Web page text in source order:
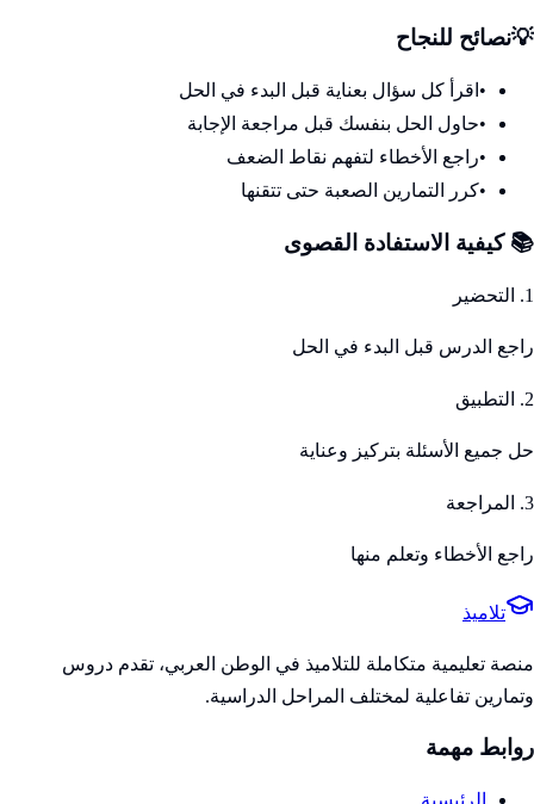
💡نصائح للنجاح
• اقرأ كل سؤال بعناية قبل البدء في الحل
•حاول الحل بنفسك قبل مراجعة الإجابة
•راجع الأخطاء لتفهم نقاط الضعف
•كرر التمارين الصعبة حتى تتقنها
📚 كيفية الاستفادة القصوى
1. التحضير
راجع الدرس قبل البدء في الحل
2. التطبيق
حل جميع الأسئلة بتركيز وعناية
3. المراجعة
راجع الأخطاء وتعلم منها
تلاميذ
منصة تعليمية متكاملة للتلاميذ في الوطن العربي، تقدم دروس
وتمارين تفاعلية لمختلف المراحل الدراسية.
روابط مهمة
الرئيسية